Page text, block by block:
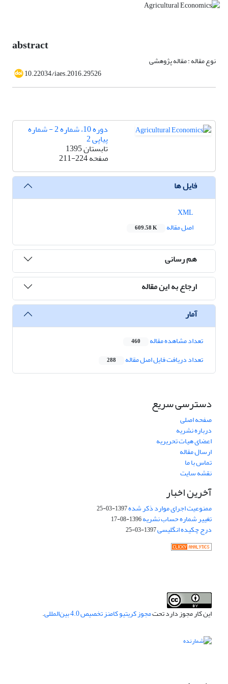
abstract
نوع مقاله : مقاله پژوهشی
10.22034/iaes.2016.29526
دوره 10، شماره 2 - شماره
پیاپی 2
تابستان 1395
صفحه211-224
فایل ها
اصل مقاله
609.58 K
هم رسانی
ارجاع به این مقاله
آمار
تعداد مشاهده مقاله 460
تعداد دریافت فایل اصل مقاله 288
دسترسی سریع
صفحه اصلی
درباره نشریه
اعضای هیات تحریریه
ارسال مقاله
تماس با ما
نقشه سایت
آخرین اخبار
ممنوعیت اجرای موارد ذکر شده1397-03-25
تغییر شماره حساب نشریه1396-08-17
درج چکیده انگلیسی1397-03-25
این کار مجوز دارد تحتمجوز کریتیو کامنز تخصیص 4.0 بین‌المللی .